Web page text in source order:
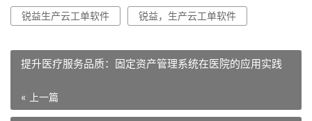
锐益生产云工单软件 锐益，生产云工单软件
提升医疗服务品质：固定资产管理系统在医院的应用实践
« 上一篇